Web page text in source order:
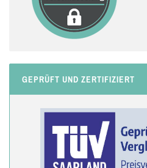
GEPRÜFT UND ZERTIFIZIERT